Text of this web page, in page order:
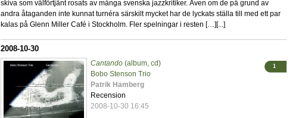
skiva som välförtjänt rosats av många svenska jazzkritiker. Även om de på grund av
andra åtaganden inte kunnat turnéra särskilt mycket har de lyckats ställa till med ett par
kalas på Glenn Miller Café i Stockholm. Fler spelningar i resten […][... ]
2008-10-30
Cantando (album, cd)
Bobo Stenson Trio
Patrik Hamberg
Recension
2008-10-30 16:45
1